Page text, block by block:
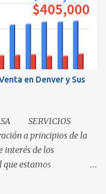
su mamá cuando
transferida de la(s)
más a fondo: ¿Qué
que "el título" es un
en Denver y Sus
SERVICIOS
a principios de la
interés de los
que estamos